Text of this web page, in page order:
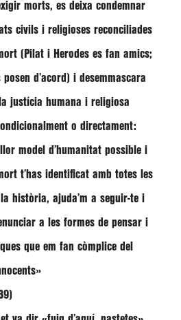
morts, es deixa condemnar
civils i religioses reconciliades
(Pilat i Herodes es fan amics;
d’acord) i desemmascara
justícia humana i religiosa
o directament:
model d’humanitat possible i
t’has identificat amb totes les
història, ajuda’m a seguir-te i
a les formes de pensar i
que em fan còmplice del